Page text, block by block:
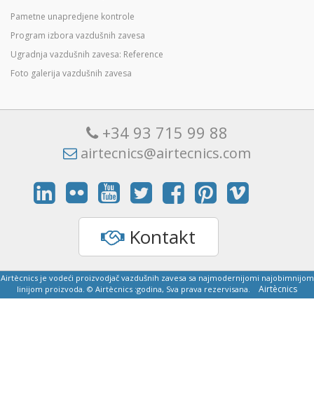
Pametne unapredjene kontrole
Program izbora vazdušnih zavesa
Ugradnja vazdušnih zavesa: Reference
Foto galerija vazdušnih zavesa
+34 93 715 99 88
airtecnics@airtecnics.com
Kontakt
Airtècnics je vodeći proizvodjač vazdušnih zavesa sa najmodernijomi najobimnijom
linijom proizvoda. © Airtècnics :godina, Sva prava rezervisana. Airtècnics